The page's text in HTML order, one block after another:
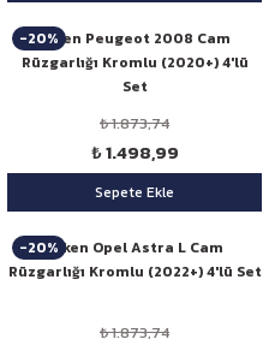
-20%Niken Peugeot 2008 Cam
Rüzgarlığı Kromlu (2020+) 4'lü
Set
₺ 1.873,74
₺ 1.498,99
Sepete Ekle
-20%Niken Opel Astra L Cam
Rüzgarlığı Kromlu (2022+) 4'lü Set
₺ 1.873,74